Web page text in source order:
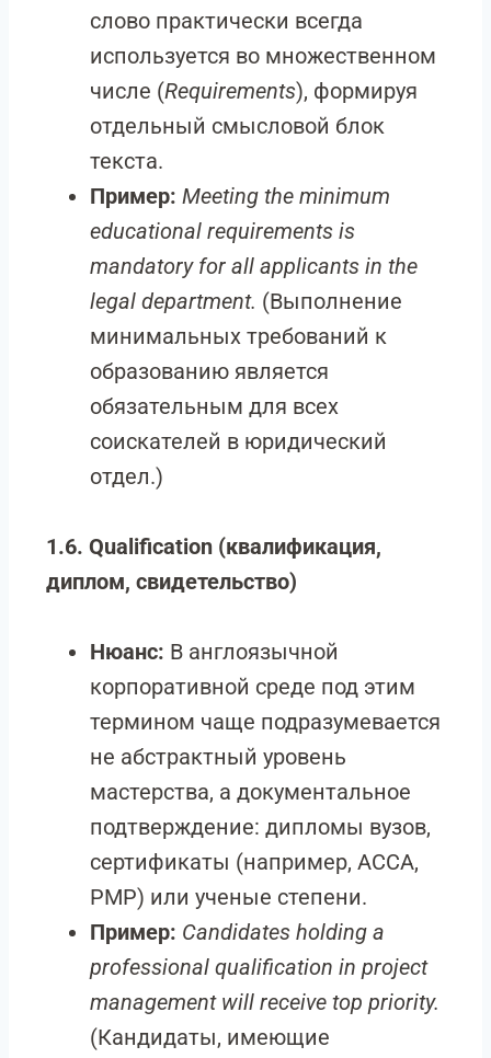
слово практически всегда
используется во множественном
числе (Requirements), формируя
отдельный смысловой блок
текста.
Пример: Meeting the minimum
educational requirements is
mandatory for all applicants in the
legal department. (Выполнение
минимальных требований к
образованию является
обязательным для всех
соискателей в юридический
отдел.)
1.6. Qualification (квалификация,
диплом, свидетельство)
Нюанс: В англоязычной
корпоративной среде под этим
термином чаще подразумевается
не абстрактный уровень
мастерства, а документальное
подтверждение: дипломы вузов,
сертификаты (например, ACCA,
PMP) или ученые степени.
Пример: Candidates holding a
professional qualification in project
management will receive top priority.
(Кандидаты, имеющие